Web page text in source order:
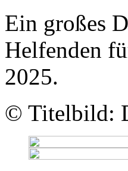
Ein großes
Helfenden
2025.
© Titelbild: